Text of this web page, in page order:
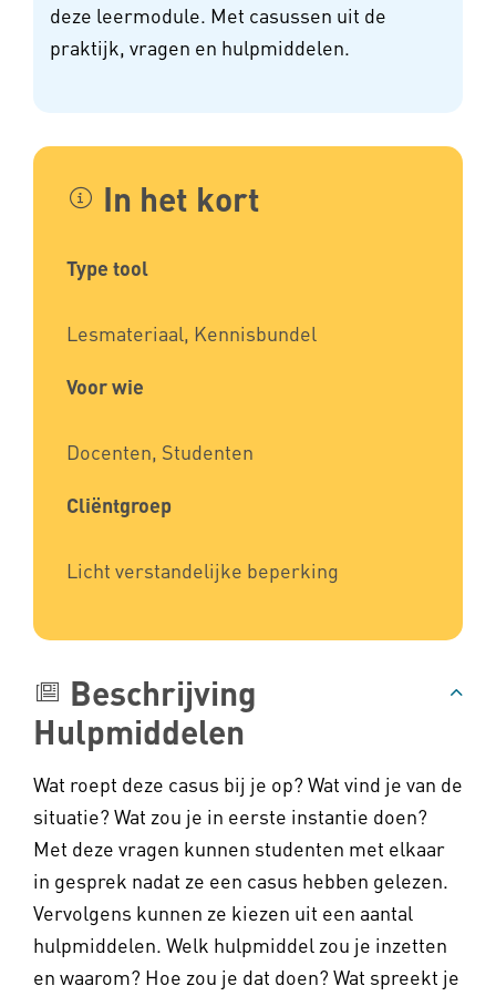
deze leermodule. Met casussen uit de
praktijk, vragen en hulpmiddelen.
In het kort
Type tool
Lesmateriaal, Kennisbundel
Voor wie
Docenten, Studenten
Cliëntgroep
Licht verstandelijke beperking
Beschrijving
Hulpmiddelen
Wat roept deze casus bij je op? Wat vind je van de
situatie? Wat zou je in eerste instantie doen?
Met deze vragen kunnen studenten met elkaar
in gesprek nadat ze een casus hebben gelezen.
Vervolgens kunnen ze kiezen uit een aantal
hulpmiddelen. Welk hulpmiddel zou je inzetten
en waarom? Hoe zou je dat doen? Wat spreekt je